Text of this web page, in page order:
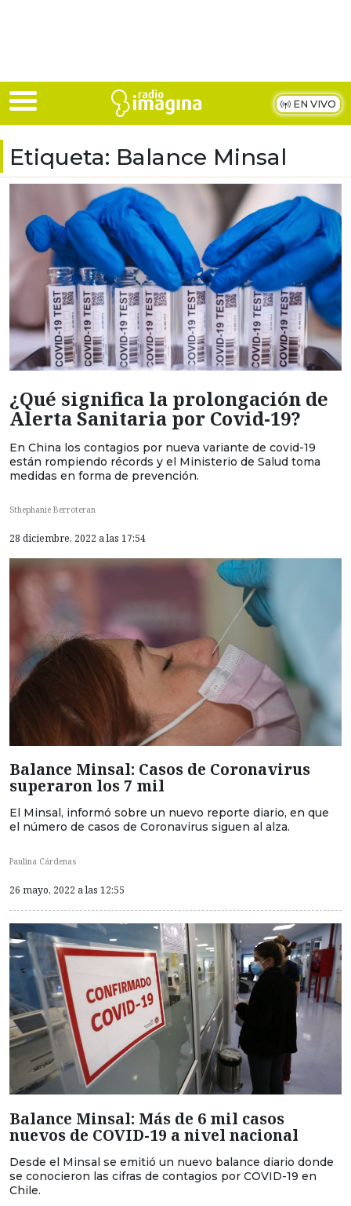
EN VIVO
Etiqueta: Balance Minsal
¿Qué significa la prolongación de
Alerta Sanitaria por Covid-19?
En China los contagios por nueva variante de covid-19
están rompiendo récords y el Ministerio de Salud toma
medidas en forma de prevención.
Sthephanie Berroteran
28 diciembre, 2022 a las 17:54
Balance Minsal: Casos de Coronavirus
superaron los 7 mil
El Minsal, informó sobre un nuevo reporte diario, en que
el número de casos de Coronavirus siguen al alza.
Paulina Cárdenas
26 mayo, 2022 a las 12:55
Balance Minsal: Más de 6 mil casos
nuevos de COVID-19 a nivel nacional
Desde el Minsal se emitió un nuevo balance diario donde
se conocieron las cifras de contagios por COVID-19 en
Chile.